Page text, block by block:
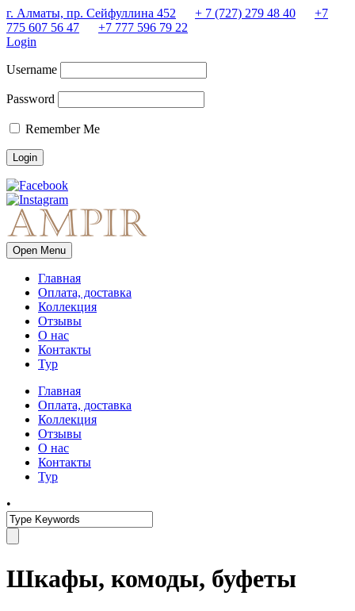
г. Алматы, пр. Сейфуллина 452 + 7 (727) 279 48 40
+7
775 607 56 47
+7 777 596 79 22
Login
Username
Password
Remember Me
Open Menu
Главная
Оплата, доставка
Коллекция
Отзывы
О нас
Контакты
Тур
Главная
Оплата, доставка
Коллекция
Отзывы
О нас
Контакты
Тур
•
Шкафы, комоды, буфеты